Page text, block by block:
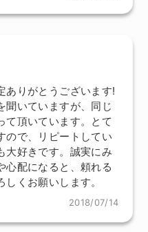
ありがとうございます!
聞いていますが、同じ
て頂いています。とて
ので、リピートしてい
大好きです。誠実にみ
心配になると、頼れる
くお願いします。
2018/07/14